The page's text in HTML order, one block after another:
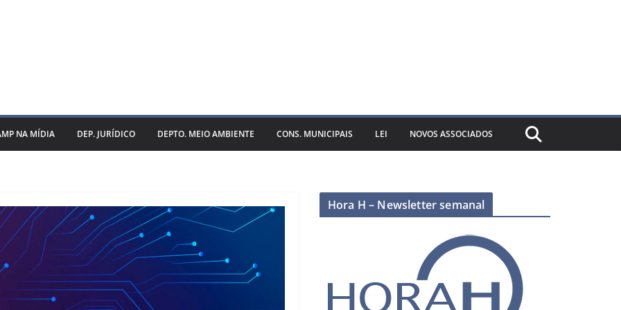
NA MÍDIA DEP. JURÍDICO DEPTO. MEIO AMBIENTE CONS. MUNICIPAIS LEI NOVOS ASSOCIADOS
Hora H – Newsletter semanal